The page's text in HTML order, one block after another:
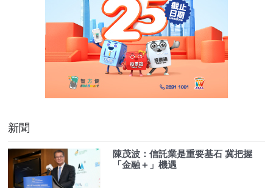
新聞
陳茂波：信託業是重要基石 冀把握
「金融＋」機遇